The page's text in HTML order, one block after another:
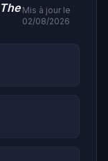
The Mis à jour le
02/08/2026